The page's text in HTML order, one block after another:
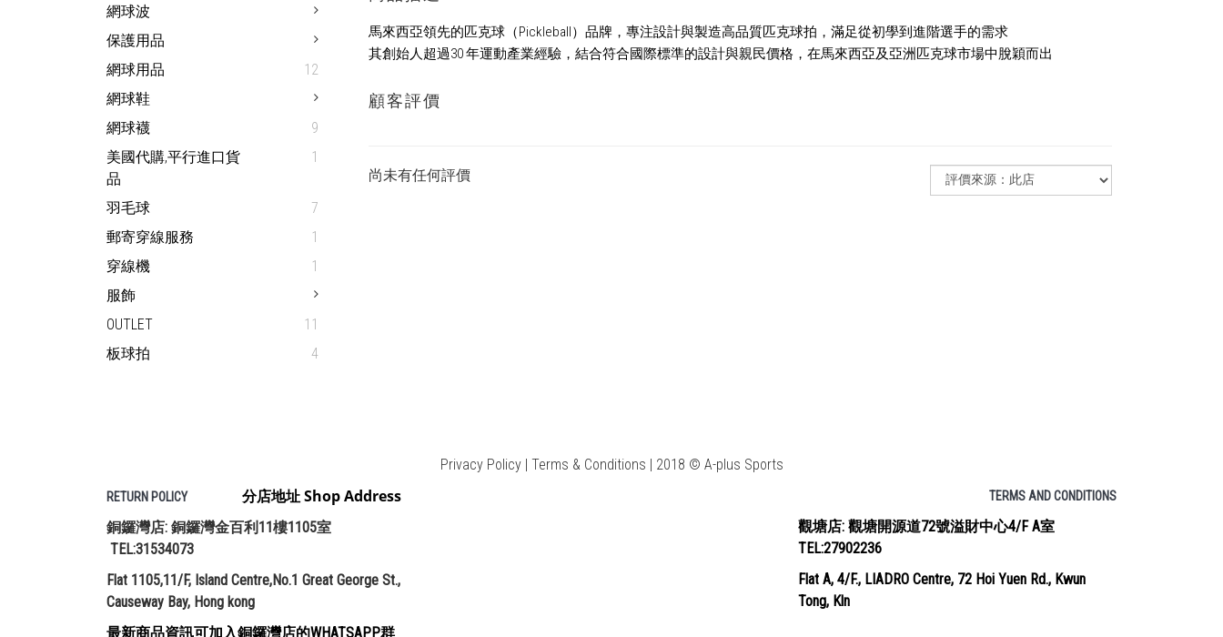
網球波
保護用品
網球用品
12
網球鞋
網球襪
9
美國代購,平行進口貨
品
1
羽毛球
7
郵寄穿線服務
1
穿線機
1
服飾
OUTLET
11
板球拍
4
馬來西亞領先的匹克球（Pickleball）品牌，專注設計與製造高品質匹克球拍，滿足從初學到進階選手的需求
其創始人超過30 年運動產業經驗，結合符合國際標準的設計與親民價格，在馬來西亞及亞洲匹克球市場中脫穎而出
顧客評價
尚未有任何評價
Privacy Policy | Terms & Conditions | 2018 © A-plus Sports
RETURN POLICY 分店地址 Shop Address
銅鑼灣店: 銅鑼灣金百利11樓1105室
TEL:31534073
Flat 1105,11/F, Island Centre,No.1 Great George St.,
Causeway Bay, Hong kong
最新商品資訊可加入銅鑼灣店的WHATSAPP群
TERMS AND CONDITIONS
觀塘店: 觀塘開源道72號溢財中心4/F A室
TEL:27902236
Flat A, 4/F., LIADRO Centre, 72 Hoi Yuen Rd., Kwun
Tong, Kln